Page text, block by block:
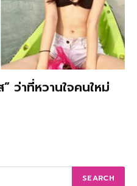
ว่าที่หวานใจคนใหม่